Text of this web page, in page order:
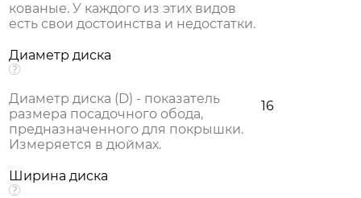
кованые. У каждого из этих видов
есть свои достоинства и недостатки.
Диаметр диска
Диаметр диска (D) - показатель
размера посадочного обода,
предназначенного для покрышки.
Измеряется в дюймах.
16
Ширина диска